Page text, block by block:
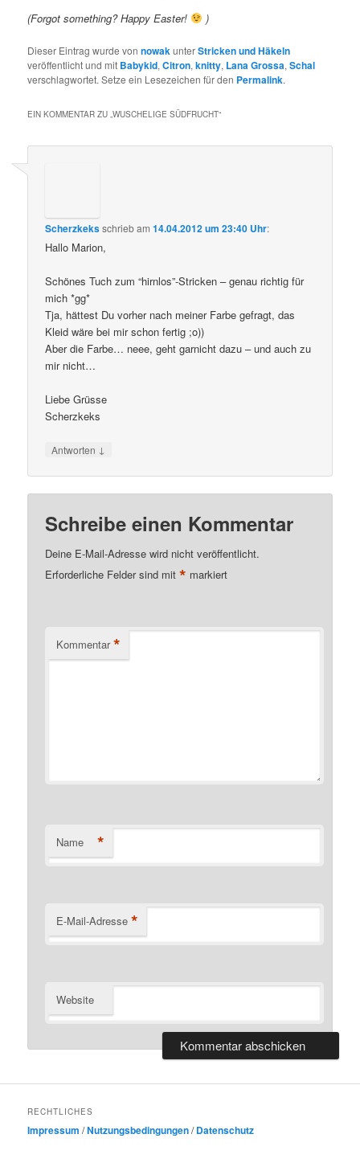
(Forgot something? Happy Easter! )
Dieser Eintrag wurde vonnowakunterStricken und Häkeln
veröffentlicht und mit Babykid,Citron,knitty, Lana Grossa,Schal
verschlagwortet. Setze ein Lesezeichen für den Permalink.
EIN KOMMENTAR ZU „WUSCHELIGE SÜDFRUCHT“
Scherzkeksschriebam14.04.2012 um 23:40 Uhr:
Hallo Marion,
Schönes Tuch zum “hirnlos”-Stricken – genau richtig für
mich *gg*
Tja, hättest Du vorher nach meiner Farbe gefragt, das
Kleid wäre bei mir schon fertig ;o))
Aber die Farbe… neee, geht garnicht dazu – und auch zu
mir nicht…
Liebe Grüsse
Scherzkeks
Antworten ↓
Schreibe einen Kommentar
Deine E-Mail-Adresse wird nicht veröffentlicht.
Erforderliche Felder sind mit* markiert
Kommentar *
Name *
E-Mail-Adresse *
Website
RECHTLICHES
Impressum /Nutzungsbedingungen/Datenschutz